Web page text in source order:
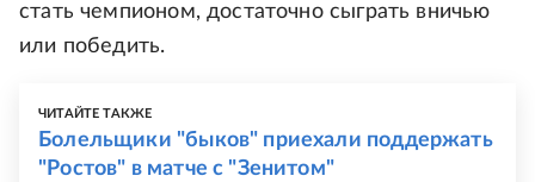
стать чемпионом, достаточно сыграть вничью
или победить.
ЧИТАЙТЕ ТАКЖЕ
Болельщики "быков" приехали поддержать
"Ростов" в матче с "Зенитом"